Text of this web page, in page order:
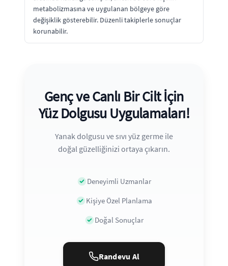
metabolizmasına ve uygulanan bölgeye göre
değişiklik gösterebilir. Düzenli takiplerle sonuçlar
korunabilir.
Genç ve Canlı Bir Cilt İçin
Yüz Dolgusu Uygulamaları!
Yanak dolgusu ve sıvı yüz germe ile
doğal güzelliğinizi ortaya çıkarın.
Deneyimli Uzmanlar
Kişiye Özel Planlama
Doğal Sonuçlar
Randevu Al